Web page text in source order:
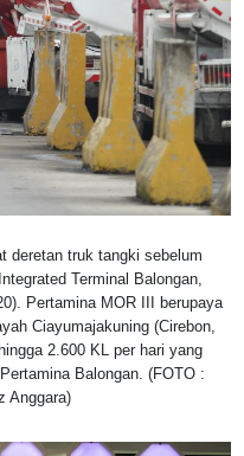
deretan truk tangki sebelum
Terminal Balongan,
Pertamina MOR III berupaya
Ciayumajakuning (Cirebon,
2.600 KL per hari yang
Balongan. (FOTO :
Anggara)